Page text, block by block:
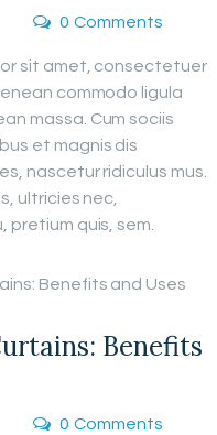
0 Comments
sit amet, consectetuer
commodo ligula
massa. Cum sociis
et magnis dis
nascetur ridiculus mus.
ultricies nec,
quis, sem.
Benefits
0 Comments